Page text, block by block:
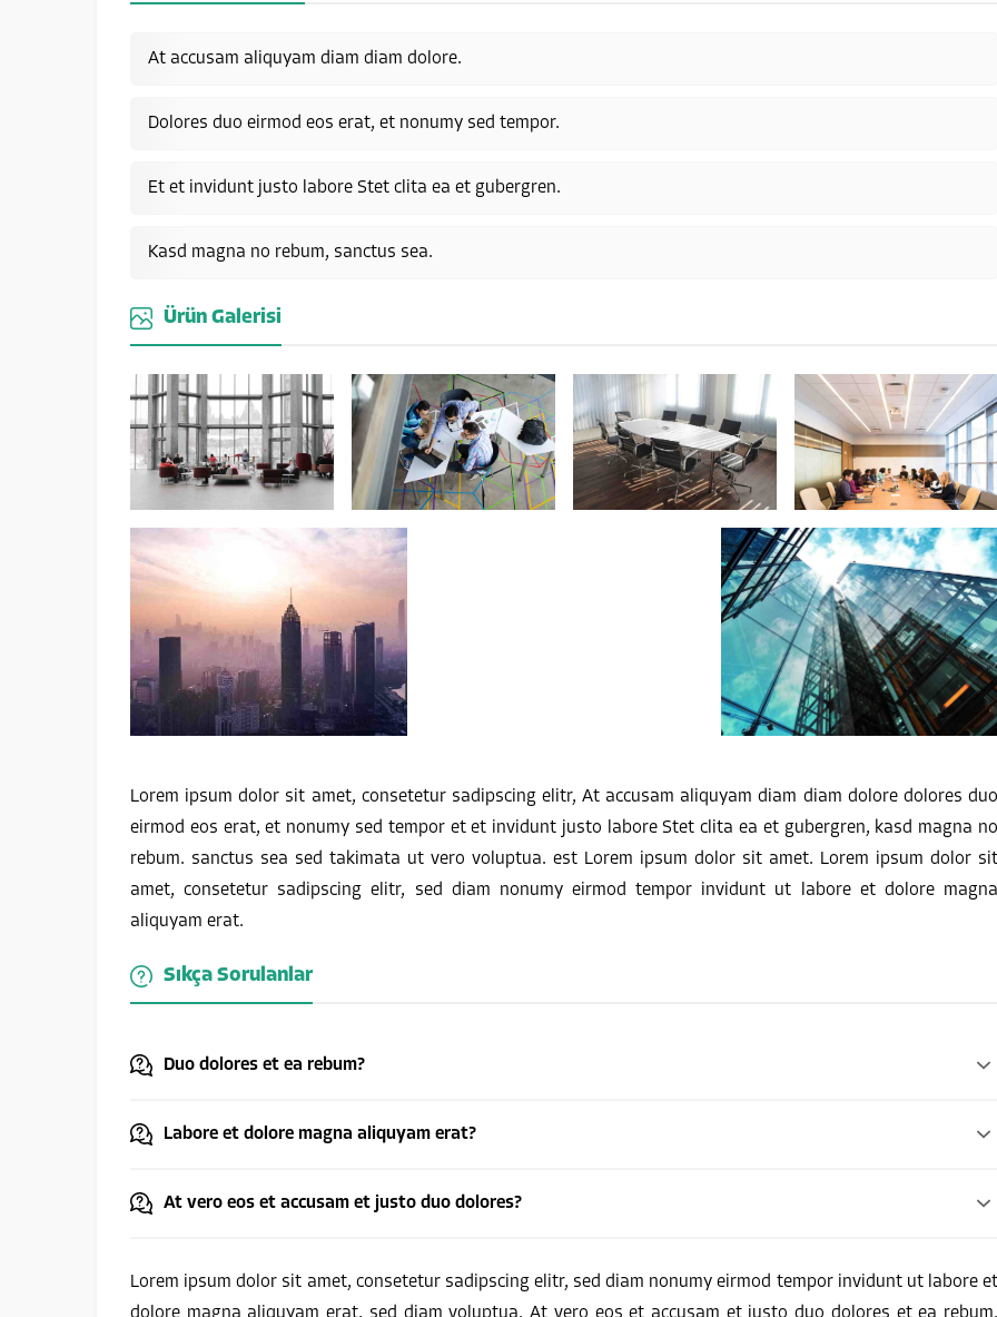
At accusam aliquyam diam diam dolore.
Dolores duo eirmod eos erat, et nonumy sed tempor.
Et et invidunt justo labore Stet clita ea et gubergren.
Kasd magna no rebum, sanctus sea.
Ürün Galerisi
Lorem ipsum dolor sit amet, consetetur sadipscing elitr, At accusam aliquyam diam diam dolore dolores duo
eirmod eos erat, et nonumy sed tempor et et invidunt justo labore Stet clita ea et gubergren, kasd magna no
rebum. sanctus sea sed takimata ut vero voluptua. est Lorem ipsum dolor sit amet. Lorem ipsum dolor sit
amet, consetetur sadipscing elitr, sed diam nonumy eirmod tempor invidunt ut labore et dolore magna
aliquyam erat.
Sıkça Sorulanlar
Duo dolores et ea rebum?
Labore et dolore magna aliquyam erat?
At vero eos et accusam et justo duo dolores?
Lorem ipsum dolor sit amet, consetetur sadipscing elitr, sed diam nonumy eirmod tempor invidunt ut labore et